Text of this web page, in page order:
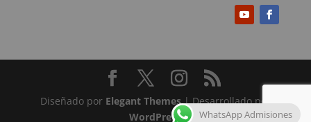
Diseñado por Elegant Themes| Desarrollado por
WordPress
WhatsApp Admisiones